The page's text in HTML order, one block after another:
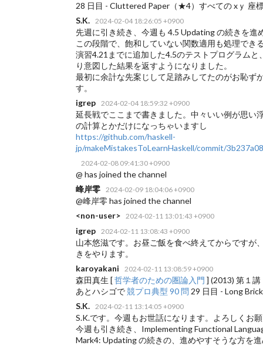
28 日目 - Cluttered Paper（★4）すべての xｙ 座
S.K.
2024-02-04 18:26:05 +0900
先週に引き続き、今週も 4.5 Updating の続きを進
この段階で、飽和していない関数適用も処理でき
演習4.21までに追加した4.5のテストプログラム
り意図した結果を返すようになりました。
最初に余計な先案じして足踏みしてたのがお恥ず
す。
igrep
2024-02-04 18:59:32 +0900
延長戦でここまで書きました。中々いい例が思い
の計算とかだけになっちゃいますし
https://github.com/haskell-
jp/makeMistakesToLearnHaskell/commit/
2024-02-08 09:41:30 +0900
@ has joined the channel
峰岸零
2024-02-09 18:04:06 +0900
@峰岸零 has joined the channel
<non-user>
2024-02-11 13:01:43 +0900
igrep 2024-02-11 13:08:43 +0900
山本悠滋です。お昼ご飯を食べ終えてからですが
きをやります。
karoyakani
2024-02-11 13:08:59 +0900
森田真生 [哲学者のための圏論入門 ] (2013) 第１講
あとハシゴで競プロ典型 90 問 29 日目 - Long
S.K.
2024-02-11 13:14:05 +0900
S.K.です。今週もお世話になります。よろしくお
今週も引き続き、Implementing Functional
Mark4: Updating の続きの、進めやすそうな方を